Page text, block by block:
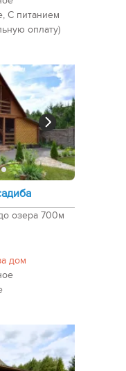
С питанием
оплату)
озера 700м
дом